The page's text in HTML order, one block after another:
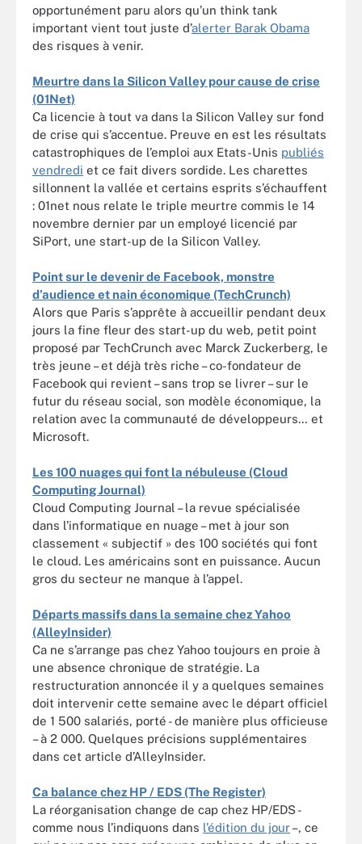
opportunément paru alors qu’un think tank
important vient tout juste d’alerter Barak Obama
des risques à venir.
Meurtre dans la Silicon Valley pour cause de crise
(01Net)
Ca licencie à tout va dans la Silicon Valley sur fond
de crise qui s’accentue. Preuve en est les résultats
catastrophiques de l’emploi aux Etats-Unis publiés
vendredi et ce fait divers sordide. Les charettes
sillonnent la vallée et certains esprits s’échauffent
: 01net nous relate le triple meurtre commis le 14
novembre dernier par un employé licencié par
SiPort, une start-up de la Silicon Valley.
Point sur le devenir de Facebook, monstre
d’audience et nain économique (TechCrunch)
Alors que Paris s’apprête à accueillir pendant deux
jours la fine fleur des start-up du web, petit point
proposé par TechCrunch avec Marck Zuckerberg, le
très jeune – et déjà très riche – co-fondateur de
Facebook qui revient – sans trop se livrer – sur le
futur du réseau social, son modèle économique, la
relation avec la communauté de développeurs… et
Microsoft.
Les 100 nuages qui font la nébuleuse (Cloud
Computing Journal)
Cloud Computing Journal – la revue spécialisée
dans l’informatique en nuage – met à jour son
classement « subjectif » des 100 sociétés qui font
le cloud. Les américains sont en puissance. Aucun
gros du secteur ne manque à l’appel.
Départs massifs dans la semaine chez Yahoo
(AlleyInsider)
Ca ne s’arrange pas chez Yahoo toujours en proie à
une absence chronique de stratégie. La
restructuration annoncée il y a quelques semaines
doit intervenir cette semaine avec le départ officiel
de 1 500 salariés, porté - de manière plus officieuse
– à 2 000. Quelques précisions supplémentaires
dans cet article d’AlleyInsider.
Ca balance chez HP / EDS (The Register)
La réorganisation change de cap chez HP/EDS -
comme nous l’indiquons dans l’édition du jour–, ce